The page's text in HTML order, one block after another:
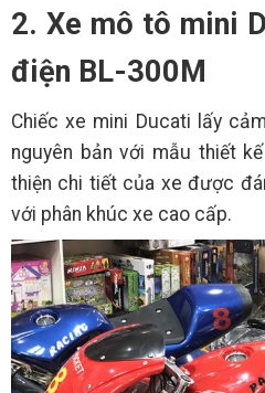
2. Xe mô tô mini
điện BL-300M
Chiếc xe mini Ducati lấy
nguyên bản với mẫu thiết
thiện chi tiết của xe được
với phân khúc xe cao cấp.